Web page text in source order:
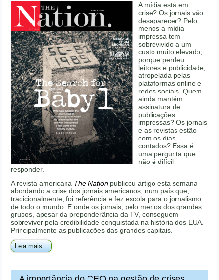
A mídia está em
crise? Os jornais vão
desaparecer? Pelo
menos a mídia
impressa tem
sobrevivido a um
custo muito elevado,
porque perdeu
leitores e publicidade,
atropelada pelas
plataformas online e
redes sociais. Quem
ainda mantém
assinatura de
publicações
impressas? Os jornais
e as revistas estão
com os dias
contados? Essa é
uma pergunta que
não é difícil
responder.
A revista americana The Nation publicou artigo esta semana
abordando a crise dos jornais americanos, num país que,
tradicionalmente, foi referência e fez escola para o jornalismo
de todo o mundo. E onde os jornais, pelo menos dos grandes
grupos, apesar da preponderância da TV, conseguem
sobreviver pela credibilidade conquistada na história dos EUA.
Principalmente as publicações das grandes capitais.
Leia mais...